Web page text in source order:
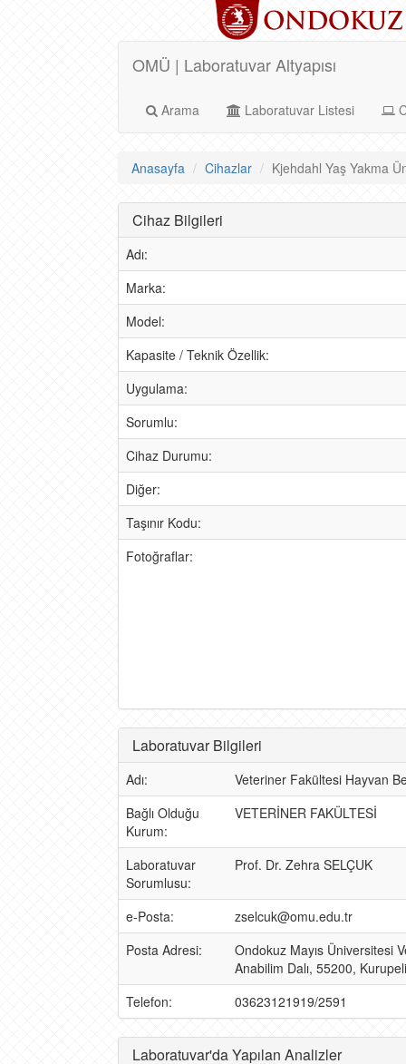
OMÜ | Laboratuvar Altyapısı
Arama Laboratuvar Listesi
Anasayfa Cihazlar Kjehdahl Yaş Yakma
Cihaz Bilgileri
Adı:
Marka:
Model:
Kapasite / Teknik Özellik:
Uygulama:
Sorumlu:
Cihaz Durumu:
Diğer:
Taşınır Kodu:
Fotoğraflar:
Laboratuvar Bilgileri
Adı:
Veteriner Fakültesi Hayvan
Bağlı Olduğu
Kurum:
VETERİNER FAKÜLTESİ
Laboratuvar
Sorumlusu:
Prof. Dr. Zehra SELÇUK
e-Posta:
zselcuk@omu.edu.tr
Posta Adresi:
Ondokuz Mayıs Üniversitesi
Anabilim Dalı, 55200,
Telefon:
03623121919/2591
Laboratuvar'da Yapılan Analizler